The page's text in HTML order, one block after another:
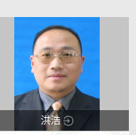
洪浩